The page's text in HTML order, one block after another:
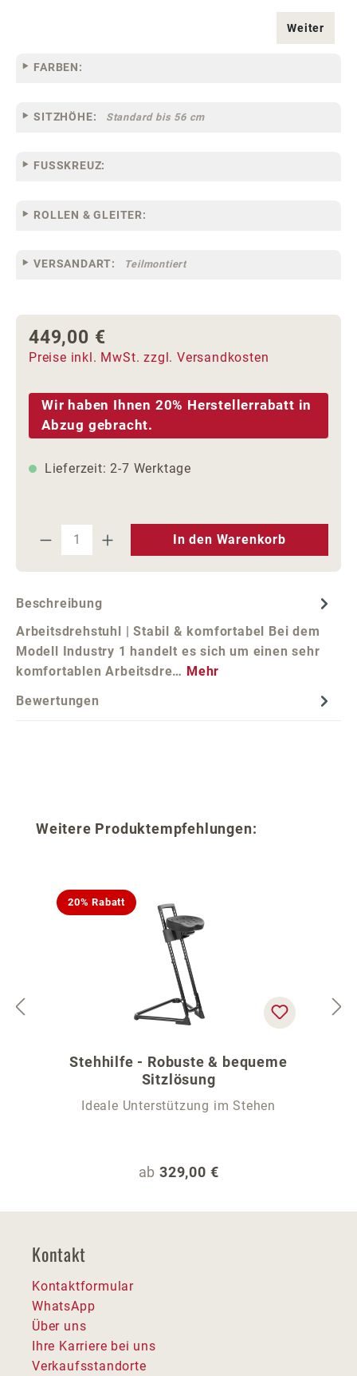
Weiter
FARBEN:
SITZHÖHE: Standard bis 56 cm
FUSSKREUZ:
ROLLEN & GLEITER:
VERSANDART: Teilmontiert
Regulärer Preis:
449,00 €
Preise inkl. MwSt. zzgl. Versandkosten
Wir haben Ihnen 20% Herstellerrabatt in
Abzug gebracht.
Lieferzeit: 2-7 Werktage
Produkt Anzahl: Gib den
In den Warenkorb
Beschreibung
Arbeitsdrehstuhl | Stabil & komfortabel Bei dem
Modell Industry 1 handelt es sich um einen sehr
komfortablen Arbeitsdre… Mehr
Bewertungen
Produktgalerie überspringen
Weitere Produktempfehlungen:
20% Rabatt
Stehhilfe - Robuste & bequeme
Sitzlösung
Ideale Unterstützung im Stehen
Regulärer Preis:
ab 329,00 €
Kontakt
Kontaktformular
WhatsApp
Über uns
Ihre Karriere bei uns
Verkaufsstandorte